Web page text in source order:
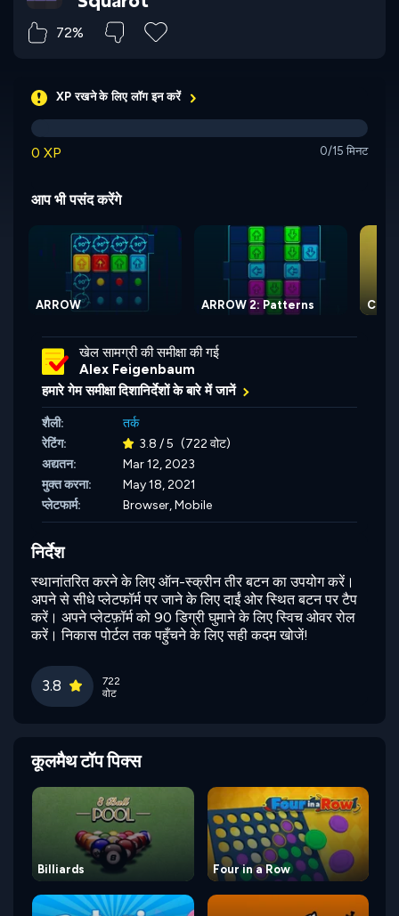
72%
XP रखने के लिए लॉग इन करें
0 XP 0/15 मिनट
आप भी पसंद करेंगे
ARROW ARROW 2: Patterns
खेल सामग्री की समीक्षा की गई
Alex Feigenbaum
हमारे गेम समीक्षा दिशानिर्देशों के बारे में जानें
शैली:
तर्क
रेटिंग:
3.8 / 5 (722 वोट)
अद्यतन:
Mar 12, 2023
मुक्त करना:
May 18, 2021
प्लेटफार्म:
Browser, Mobile
निर्देश
स्थानांतरित करने के लिए ऑन-स्क्रीन तीर बटन का उपयोग करें।
अपने से सीधे प्लेटफॉर्म पर जाने के लिए दाईं ओर स्थित बटन पर टैप
करें। अपने प्लेटफ़ॉर्म को 90 डिग्री घुमाने के लिए स्विच ओवर रोल
करें। निकास पोर्टल तक पहुँचने के लिए सही कदम खोजें!
3.8
722
वोट
कूलमैथ टॉप पिक्स
Billiards Four in a Row